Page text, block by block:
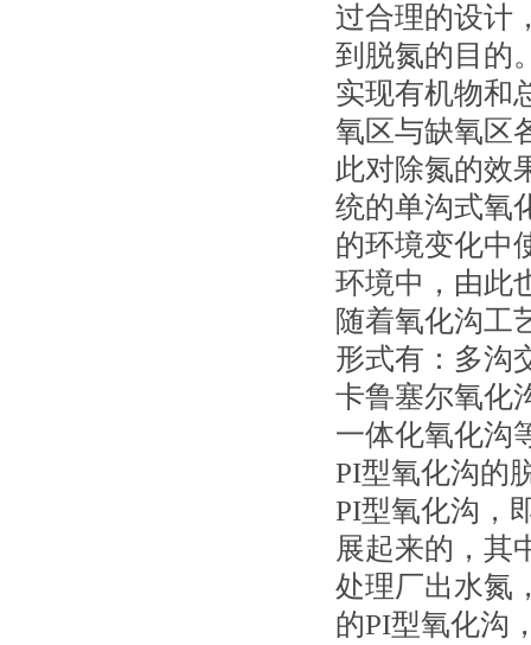
过合理的设计
到脱氮的目的
实现有机物和
氧区与缺氧区
此对除氮的效
统的单沟式氧
的环境变化中
环境中，由此
随着氧化沟工
形式有：多沟
卡鲁塞尔氧化
一体化氧化沟
PI型氧化沟的
PI型氧化沟，
展起来的，其
处理厂出水氮
的PI型氧化沟